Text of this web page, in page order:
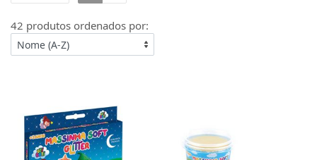
42 produtos ordenados por: